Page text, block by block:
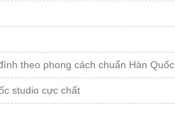
theo phong cách chuẩn Hàn Quốc
studio cực chất